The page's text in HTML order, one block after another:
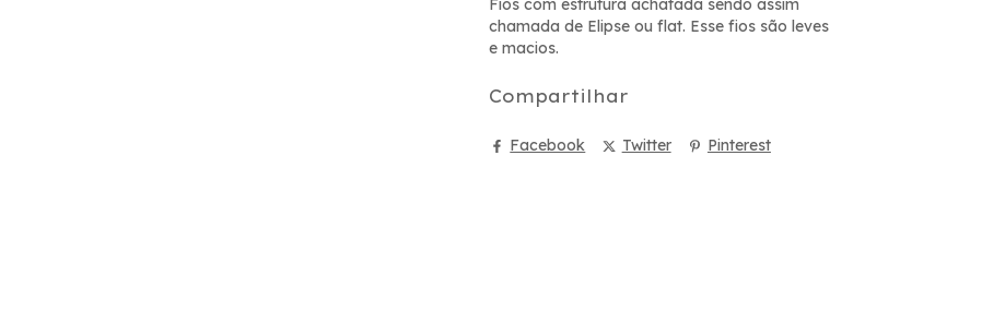
Fios com estrutura achatada sendo assim
chamada de Elipse ou flat. Esse fios são leves
e macios.
Compartilhar
Facebook Twitter Pinterest